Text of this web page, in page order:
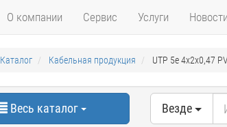
О компании Сервис Услуги Новости
Каталог Кабельная продукция UTP 5e 4х2х0,47
Весь каталог Везде